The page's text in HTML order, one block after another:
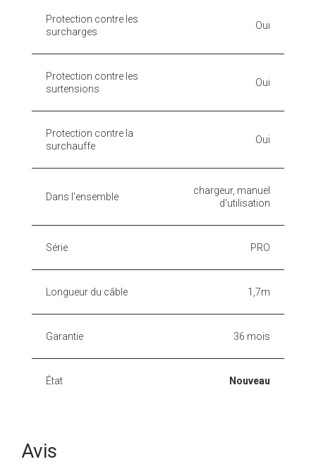
Protection contre les
surcharges
Oui
Protection contre les
surtensions
Oui
Protection contre la
surchauffe
Oui
Dans l'ensemble
chargeur, manuel
d'utilisation
Série PRO
Longueur du câble 1,7m
Garantie 36 mois
État Nouveau
Avis